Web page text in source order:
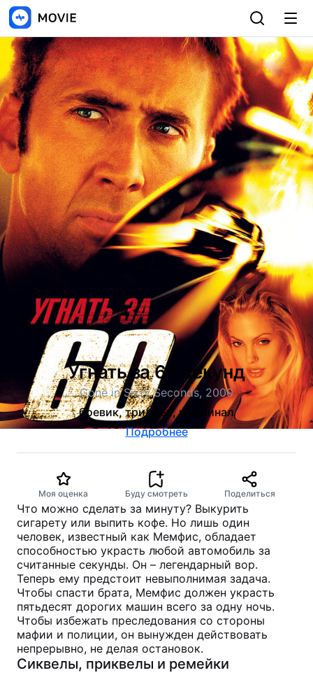
Угнать за 60 секунд
Gone in Sixty Seconds, 2000
боевик, триллер, криминал
Подробнее
Моя оценка Буду смотреть Поделиться
Что можно сделать за минуту? Выкурить
сигарету или выпить кофе. Но лишь один
человек, известный как Мемфис, обладает
способностью украсть любой автомобиль за
считанные секунды. Он – легендарный вор.
Теперь ему предстоит невыполнимая задача.
Чтобы спасти брата, Мемфис должен украсть
пятьдесят дорогих машин всего за одну ночь.
Чтобы избежать преследования со стороны
мафии и полиции, он вынужден действовать
непрерывно, не делая остановок.
Сиквелы, приквелы и ремейки